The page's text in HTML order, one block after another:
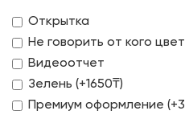
Открытка
Не говорить от кого
Видеоотчет
Зелень (+1650₸)
Премиум оформление